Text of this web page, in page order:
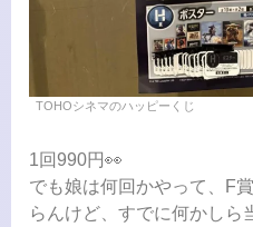
TOHOシネマのハッピーくじ
1回990円👀
でも娘は何回かやって、F
らんけど、すでに何かしら